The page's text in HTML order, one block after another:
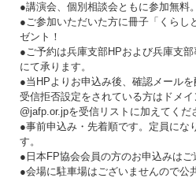
●講演会、個別相談会ともに参加無料。
●ご参加いただいた方に冊子「くらし
ゼント！
●ご予約は兵庫支部HPおよび兵庫支部
にて承ります。
●当HPよりお申込み後、確認メール
受信拒否設定をされている方はドメ
@jafp.or.jpを受信リストに加えてくだ
●事前申込み・先着順です。定員にな
す。
●日本FP協会会員の方のお申込みはご
●会場に駐車場はございませんので公